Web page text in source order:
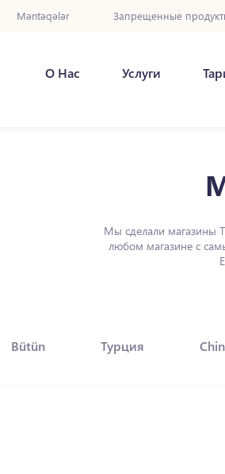
Məntəqələr Запрещенные
О Нас Услуги
Мы сделали магазины
любом магазине с
Bütün Турция